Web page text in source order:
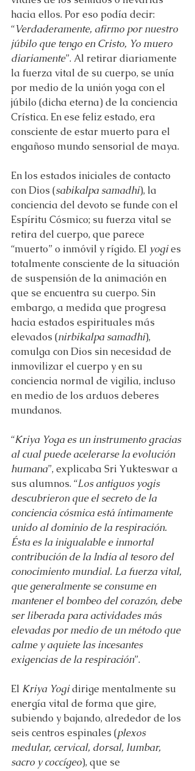
hacia ellos. Por eso podía decir:
“Verdaderamente, afirmo por nuestro
júbilo que tengo en Cristo, Yo muero
diariamente”. Al retirar diariamente
la fuerza vital de su cuerpo, se unía
por medio de la unión yoga con el
júbilo (dicha eterna) de la conciencia
Crística. En ese feliz estado, era
consciente de estar muerto para el
engañoso mundo sensorial de maya.
En los estados iniciales de contacto
con Dios (sabikalpa samadhi), la
conciencia del devoto se funde con el
Espíritu Cósmico; su fuerza vital se
retira del cuerpo, que parece
“muerto” o inmóvil y rígido. El yogi es
totalmente consciente de la situación
de suspensión de la animación en
que se encuentra su cuerpo. Sin
embargo, a medida que progresa
hacia estados espirituales más
elevados (nirbikalpa samadhi),
comulga con Dios sin necesidad de
inmovilizar el cuerpo y en su
conciencia normal de vigilia, incluso
en medio de los arduos deberes
mundanos.
“Kriya Yoga es un instrumento gracias
al cual puede acelerarse la evolución
humana”, explicaba Sri Yukteswar a
sus alumnos. “Los antiguos yogis
descubrieron que el secreto de la
conciencia cósmica está íntimamente
unido al dominio de la respiración.
Ésta es la inigualable e inmortal
contribución de la India al tesoro del
conocimiento mundial. La fuerza vital,
que generalmente se consume en
mantener el bombeo del corazón, debe
ser liberada para actividades más
elevadas por medio de un método que
calme y aquiete las incesantes
exigencias de la respiración”.
El Kriya Yogi dirige mentalmente su
energía vital de forma que gire,
subiendo y bajando, alrededor de los
seis centros espinales (plexos
medular, cervical, dorsal, lumbar,
sacro y coccígeo), que se